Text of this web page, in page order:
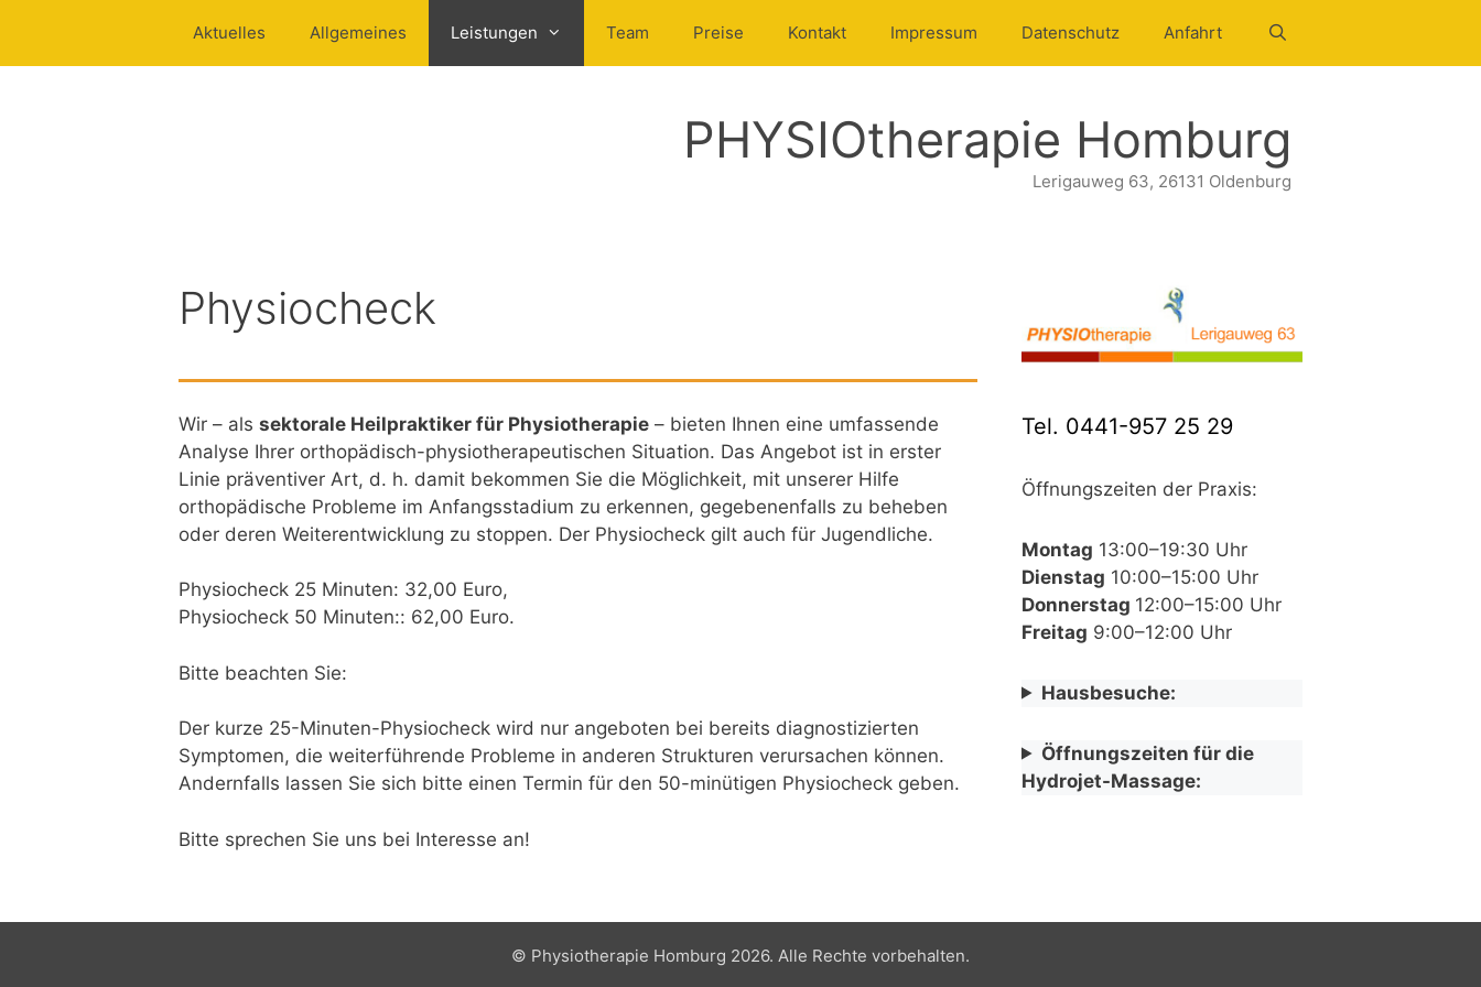
springen
Aktuelles Allgemeines Leistungen Team Preise Kontakt Impressum Datenschutz Anfahrt
PHYSIOtherapie Homburg
Lerigauweg 63, 26131 Oldenburg
Physiocheck
Wir – als sektorale Heilpraktiker für Physiotherapie – bieten Ihnen eine umfassende
Analyse Ihrer orthopädisch-physiotherapeutischen Situation. Das Angebot ist in erster
Linie präventiver Art, d. h. damit bekommen Sie die Möglichkeit, mit unserer Hilfe
orthopädische Probleme im Anfangsstadium zu erkennen, gegebenenfalls zu beheben
oder deren Weiterentwicklung zu stoppen. Der Physiocheck gilt auch für Jugendliche.
Physiocheck 25 Minuten: 32,00 Euro,
Physiocheck 50 Minuten:: 62,00 Euro.
Bitte beachten Sie:
Der kurze 25-Minuten-Physiocheck wird nur angeboten bei bereits diagnostizierten
Symptomen, die weiterführende Probleme in anderen Strukturen verursachen können.
Andernfalls lassen Sie sich bitte einen Termin für den 50-minütigen Physiocheck geben.
Bitte sprechen Sie uns bei Interesse an!
Tel. 0441-957 25 29
Öffnungszeiten der Praxis:
Montag 13:00–19:30 Uhr
Dienstag 10:00–15:00 Uhr
Donnerstag 12:00–15:00 Uhr
Freitag 9:00–12:00 Uhr
Hausbesuche:
Öffnungszeiten für die
Hydrojet-Massage:
© Physiotherapie Homburg 2026. Alle Rechte vorbehalten.